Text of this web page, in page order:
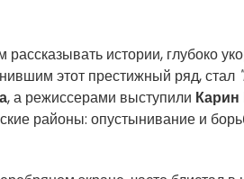
истории, глубоко
этот престижный ряд, стал
, а режиссерами выступили
районы: опустынивание и